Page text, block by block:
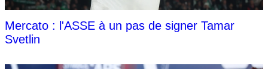
Mercato : l'ASSE à un pas de signer Tamar
Svetlin